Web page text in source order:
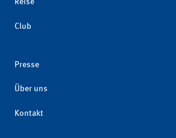
Reise
Club
Presse
Über uns
Kontakt